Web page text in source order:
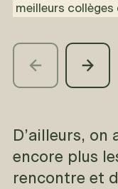
meilleurs
D’ailleurs,
encore plus
rencontre et